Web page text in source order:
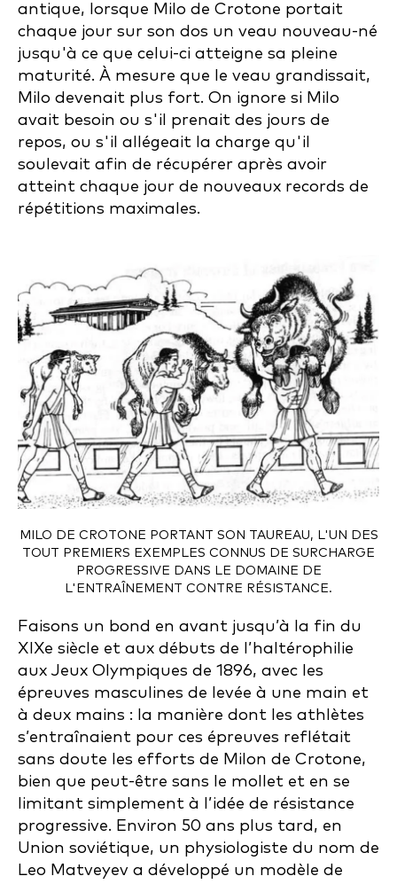
antique, lorsque Milo de Crotone portait
chaque jour sur son dos un veau nouveau-né
jusqu'à ce que celui-ci atteigne sa pleine
maturité. À mesure que le veau grandissait,
Milo devenait plus fort. On ignore si Milo
avait besoin ou s'il prenait des jours de
repos, ou s'il allégeait la charge qu'il
soulevait afin de récupérer après avoir
atteint chaque jour de nouveaux records de
répétitions maximales.
MILO DE CROTONE PORTANT SON TAUREAU, L'UN DES
TOUT PREMIERS EXEMPLES CONNUS DE SURCHARGE
PROGRESSIVE DANS LE DOMAINE DE
L'ENTRAÎNEMENT CONTRE RÉSISTANCE.
Faisons un bond en avant jusqu’à la fin du
XIXe siècle et aux débuts de l’haltérophilie
aux Jeux Olympiques de 1896, avec les
épreuves masculines de levée à une main et
à deux mains : la manière dont les athlètes
s’entraînaient pour ces épreuves reflétait
sans doute les efforts de Milon de Crotone,
bien que peut-être sans le mollet et en se
limitant simplement à l’idée de résistance
progressive. Environ 50 ans plus tard, en
Union soviétique, un physiologiste du nom de
Leo Matveyev a développé un modèle de